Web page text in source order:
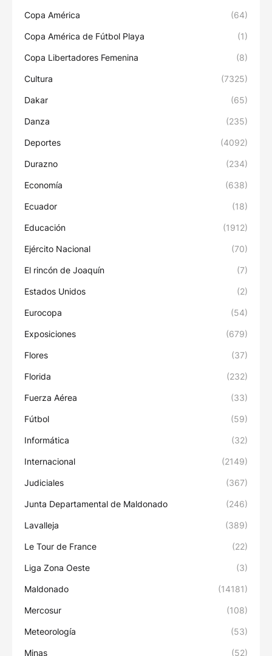
Copa América (64)
Copa América de Fútbol Playa (1)
Copa Libertadores Femenina (8)
Cultura (7325)
Dakar (65)
Danza (235)
Deportes (4092)
Durazno (234)
Economía (638)
Ecuador (18)
Educación (1912)
Ejército Nacional (70)
El rincón de Joaquín (7)
Estados Unidos (2)
Eurocopa (54)
Exposiciones (679)
Flores (37)
Florida (232)
Fuerza Aérea (33)
Fútbol (59)
Informática (32)
Internacional (2149)
Judiciales (367)
Junta Departamental de Maldonado (246)
Lavalleja (389)
Le Tour de France (22)
Liga Zona Oeste (3)
Maldonado (14181)
Mercosur (108)
Meteorología (53)
Minas (52)